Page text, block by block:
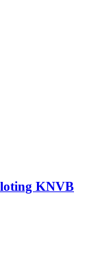
loting KNVB